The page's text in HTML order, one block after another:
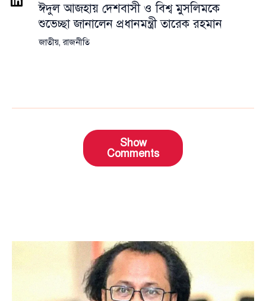
ঈদুল আজহায় দেশবাসী ও বিশ্ব মুসলিমকে
শুভেচ্ছা জানালেন প্রধানমন্ত্রী তারেক রহমান
জাতীয়,রাজনীতি
Show
Comments